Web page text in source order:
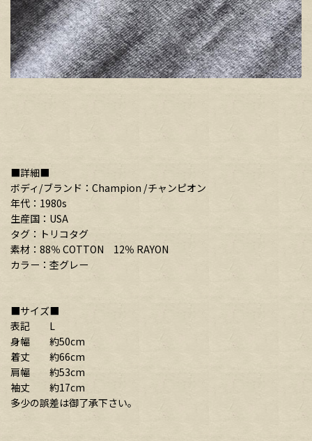
■詳細■
ボディ/ブランド：Champion /チャンピオン
年代：1980s
生産国：USA
タグ：トリコタグ
素材：88％ COTTON 12％ RAYON
カラー：杢グレー
■サイズ■
表記 L
身幅 約50cm
着丈 約66cm
肩幅 約53cm
袖丈 約17cm
多少の誤差は御了承下さい。